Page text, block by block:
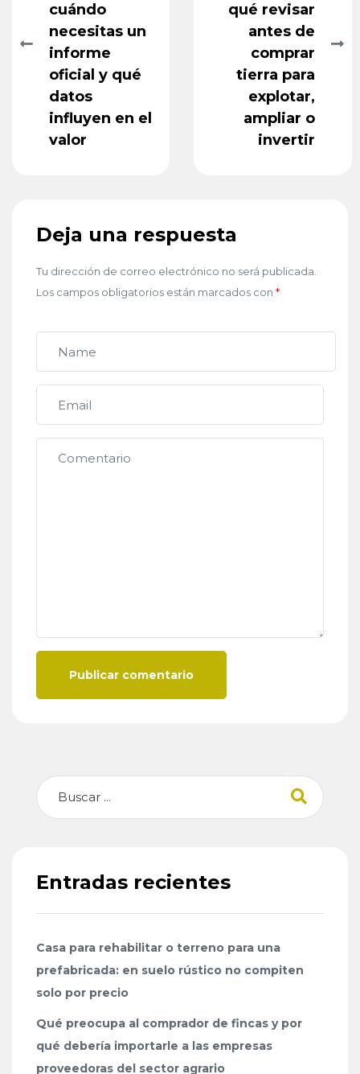
cuándo
necesitas un
informe
oficial y qué
datos
influyen en el
valor
qué revisar
antes de
comprar
tierra para
explotar,
ampliar o
invertir
Deja una respuesta
Tu dirección de correo electrónico no será publicada.
Los campos obligatorios están marcados con *
Publicar comentario
Buscar
Entradas recientes
Casa para rehabilitar o terreno para una
prefabricada: en suelo rústico no compiten
solo por precio
Qué preocupa al comprador de fincas y por
qué debería importarle a las empresas
proveedoras del sector agrario